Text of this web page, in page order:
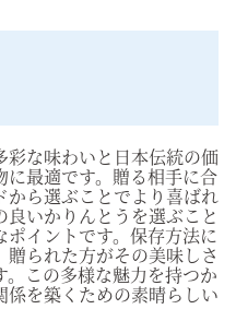
彩な味わいと日本伝統の価
最適です。贈る相手に合
から選ぶことでより喜ばれ
いかりんとうを選ぶこと
イントです。保存方法に
られた方がその美味しさ
この多様な魅力を持つか
係を築くための素晴らしい